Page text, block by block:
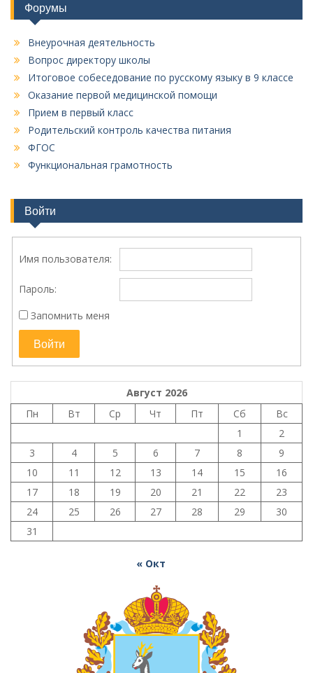
Форумы
Внеурочная деятельность
Вопрос директору школы
Итоговое собеседование по русскому языку в 9 классе
Оказание первой медицинской помощи
Прием в первый класс
Родительский контроль качества питания
ФГОС
Функциональная грамотность
Войти
Имя пользователя:
Пароль:
Запомнить меня
Войти
Август 2026
Пн
Вт Ср Чт Пт Сб
Вс
1
2
3
4 5 6 7 8
9
10
11 12 13 14 15
16
17
18 19 20 21 22
23
24
25 26 27 28 29
30
31
« Окт